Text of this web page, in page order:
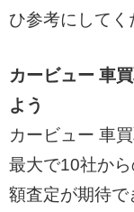
ひ参考にしてく
カービュー 車
よう
カービュー 車
最大で10社か
額査定が期待で